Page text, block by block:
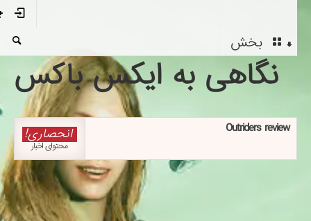
بخش
نگاهی به ایکس باکس
انحصاری!
محتوای اخبار
Outriders review